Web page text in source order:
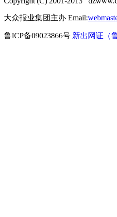
大众报业集团主办 Email:
鲁ICP备09023866号 新出网证（